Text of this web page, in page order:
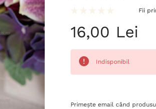
Fii
16,00 Lei
Indisponibil
Grăbește-
Primește email când